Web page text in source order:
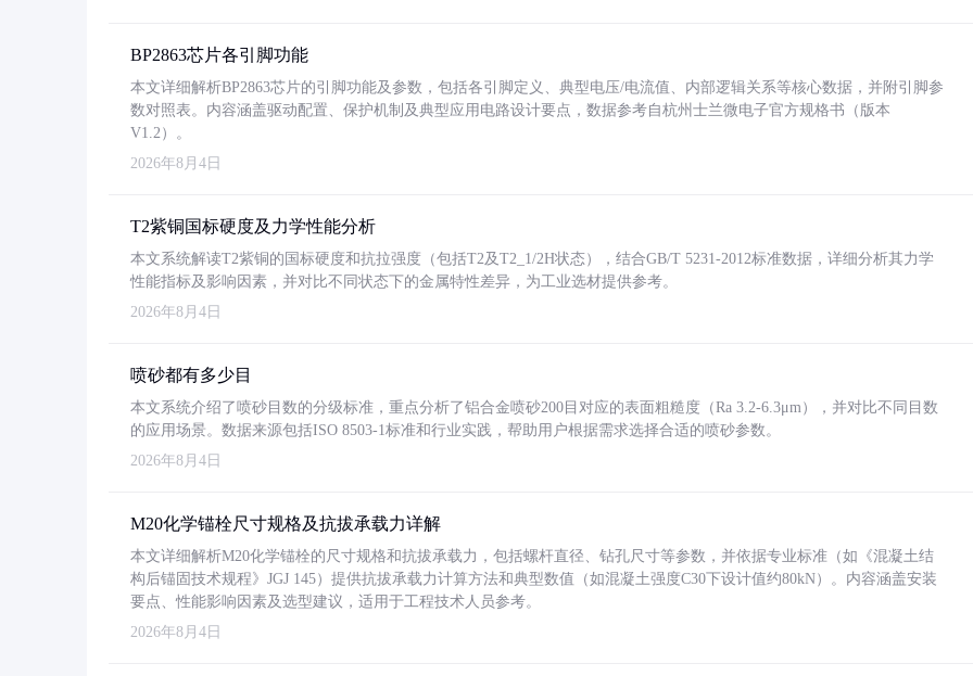
BP2863芯片各引脚功能
本文详细解析BP2863芯片的引脚功能及参数，包括各引脚定义、典型电压/电流值、内部逻辑关系等核心数据，并附引脚参
数对照表。内容涵盖驱动配置、保护机制及典型应用电路设计要点，数据参考自杭州士兰微电子官方规格书（版本
V1.2）。
2026年8月4日
T2紫铜国标硬度及力学性能分析
本文系统解读T2紫铜的国标硬度和抗拉强度（包括T2及T2_1/2H状态），结合GB/T 5231-2012标准数据，详细分析其力学
性能指标及影响因素，并对比不同状态下的金属特性差异，为工业选材提供参考。
2026年8月4日
喷砂都有多少目
本文系统介绍了喷砂目数的分级标准，重点分析了铝合金喷砂200目对应的表面粗糙度（Ra 3.2-6.3μm），并对比不同目数
的应用场景。数据来源包括ISO 8503-1标准和行业实践，帮助用户根据需求选择合适的喷砂参数。
2026年8月4日
M20化学锚栓尺寸规格及抗拔承载力详解
本文详细解析M20化学锚栓的尺寸规格和抗拔承载力，包括螺杆直径、钻孔尺寸等参数，并依据专业标准（如《混凝土结
构后锚固技术规程》JGJ 145）提供抗拔承载力计算方法和典型数值（如混凝土强度C30下设计值约80kN）。内容涵盖安装
要点、性能影响因素及选型建议，适用于工程技术人员参考。
2026年8月4日